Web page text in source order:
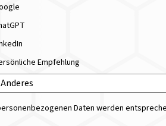
Empfehlung
Daten werden